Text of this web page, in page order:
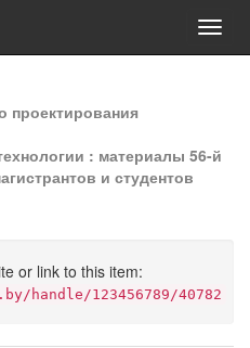
проектирования
: материалы 56-й
и студентов
or link to this item:
123456789/40782